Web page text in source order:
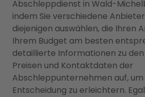
Abschleppdienst in Wald-
indem Sie verschiedene
diejenigen auswählen, die Ihren
Ihrem Budget am besten
detaillierte Informationen zu
Preisen und Kontaktdaten der
Abschleppunternehmen auf, um
Entscheidung zu erleichtern.